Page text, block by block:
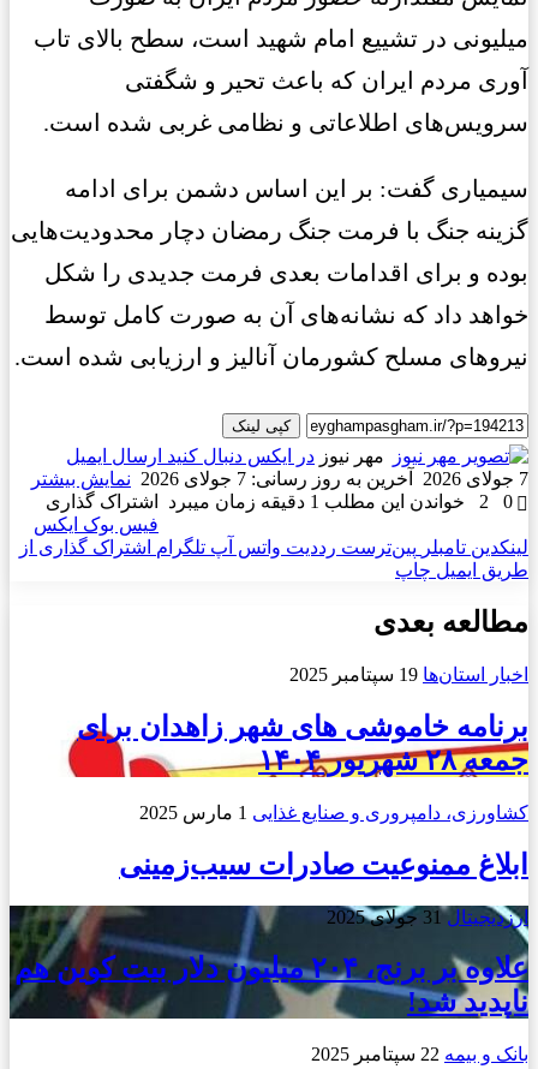
میلیونی در تشییع امام شهید است، سطح بالای تاب
آوری مردم ایران که باعث تحیر و شگفتی
سرویس‌های اطلاعاتی و نظامی غربی شده است.
سیمیاری گفت: بر این اساس دشمن برای ادامه
گزینه جنگ با فرمت جنگ رمضان دچار محدودیت‌هایی
بوده و برای اقدامات بعدی فرمت جدیدی را شکل
خواهد داد که نشانه‌های آن به صورت کامل توسط
نیروهای مسلح کشورمان آنالیز و ارزیابی شده است.
کپی لینک
مهر نیوز در ایکس دنبال کنید ارسال ایمیل
7 جولای 2026
آخرین به روز رسانی: 7 جولای 2026
0
خواندن این مطلب 1 دقیقه زمان میبرد
نمایش بیشتر
اشتراک گذاری
فیس بوک ایکس
لینکدین ‫تامبلر ‫پین‌ترست ‫رددیت واتس آپ تلگرام اشتراک گذاری از
طریق ایمیل چاپ
مطالعه بعدی
اخبار استان‌ها 19 سپتامبر 2025
برنامه خاموشی های شهر زاهدان برای
جمعه ۲۸ شهریور ۱۴۰۴
کشاورزی، دامپروری و صنایع غذایی 1 مارس 2025
ابلاغ ممنوعیت صادرات سیب‌زمینی
ارزدیجیتال 31 جولای 2025
علاوه بر برنج، ۲۰۴ میلیون دلار بیت کوین هم
ناپدید شد!
بانک و بیمه 22 سپتامبر 2025